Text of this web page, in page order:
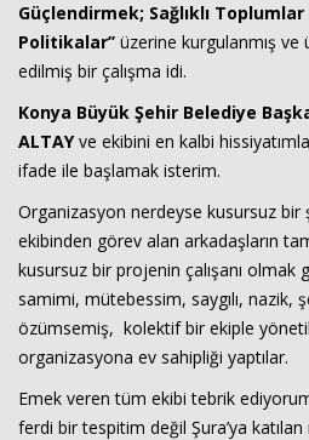
Güçlendirmek; Sağlıklı
Politikalar’’ üzerine kurgulanmış
edilmiş bir çalışma idi.
Konya Büyük Şehir Belediye
ALTAYve ekibini en kalbi
ifade ile başlamak isterim.
Organizasyon nerdeyse kusursuz bir
ekibinden görev alan arkadaşların
kusursuz bir projenin çalışanı olmak
samimi, mütebessim, saygılı, nazik,
özümsemiş, kolektif bir ekiple
organizasyona ev sahipliği yaptılar.
Emek veren tüm ekibi tebrik
ferdi bir tespitim değil Şura’ya